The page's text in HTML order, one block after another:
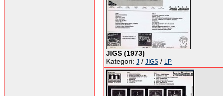
JIGS (1973)
Kategori: J / JIGS / LP